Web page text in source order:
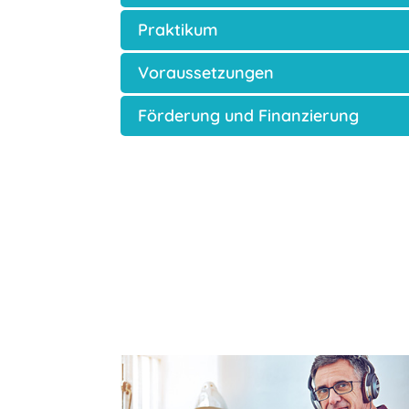
Praktikum
Voraussetzungen
Förderung und Finanzierung